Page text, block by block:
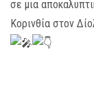
σε μια
Κορινθία στον